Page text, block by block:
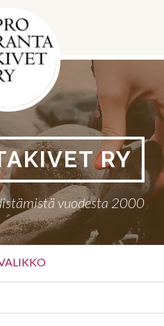
RY
vuodesta 2000